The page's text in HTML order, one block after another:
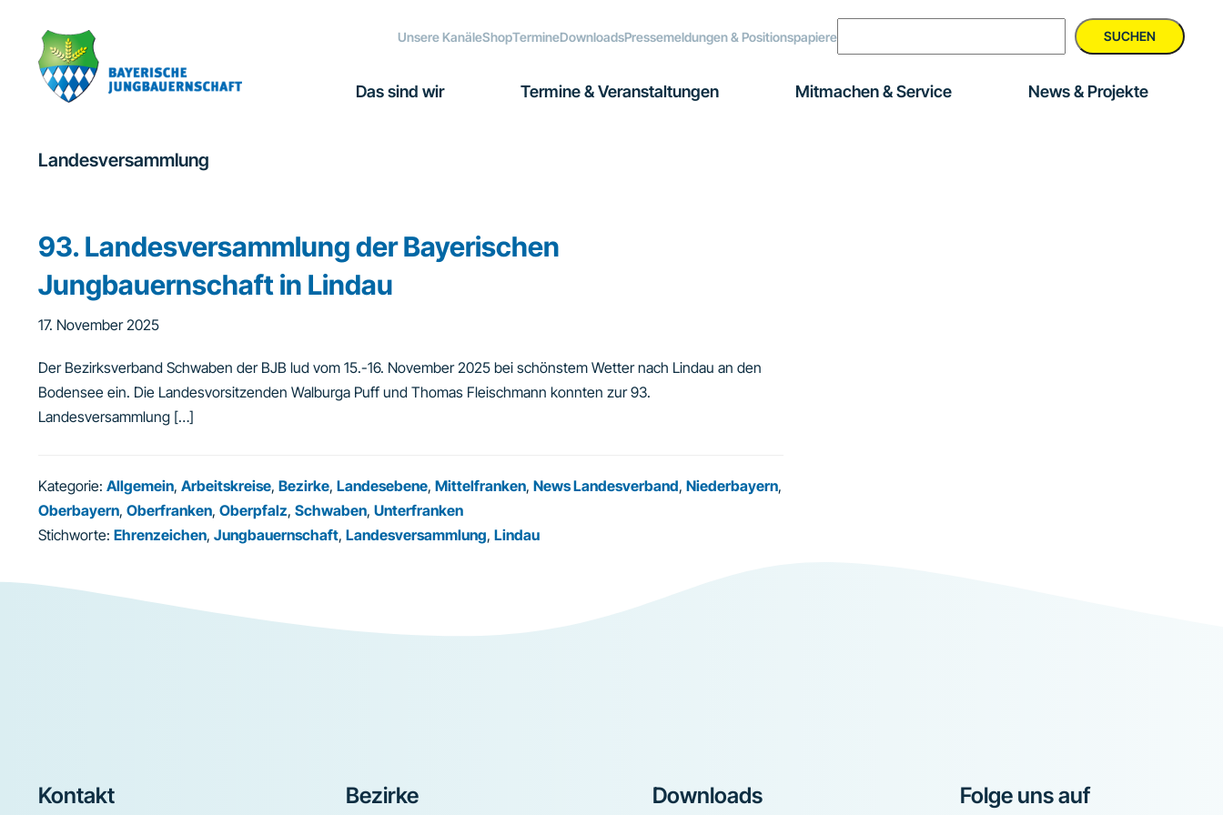
Hauptnavigation
springen
springen
Fußzeile
springen
Unsere KanäleShopTermineDownloadsPressemeldungen & Positionspapiere SUCHEN
Das sind wir Termine & Veranstaltungen Mitmachen & Service News & Projekte
Landesversammlung
93. Landesversammlung der Bayerischen
Jungbauernschaft in Lindau
17. November 2025
Der Bezirksverband Schwaben der BJB lud vom 15.-16. November 2025 bei schönstem Wetter nach Lindau an den
Bodensee ein. Die Landesvorsitzenden Walburga Puff und Thomas Fleischmann konnten zur 93.
Landesversammlung […]
Kategorie: Allgemein, Arbeitskreise, Bezirke, Landesebene, Mittelfranken, News Landesverband, Niederbayern,
Oberbayern, Oberfranken, Oberpfalz, Schwaben, Unterfranken
Stichworte: Ehrenzeichen, Jungbauernschaft, Landesversammlung, Lindau
Footer
Kontakt Bezirke Downloads Folge uns auf